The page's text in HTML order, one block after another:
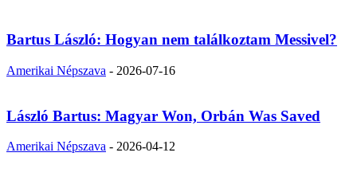
Bartus László: Hogyan nem találkoztam Messivel?
Amerikai Népszava - 2026-07-16
László Bartus: Magyar Won, Orbán Was Saved
Amerikai Népszava - 2026-04-12